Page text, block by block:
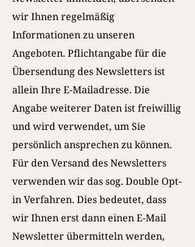
wir Ihnen regelmäßig
Informationen zu unseren
Angeboten. Pflichtangabe für die
Übersendung des Newsletters ist
allein Ihre E-Mailadresse. Die
Angabe weiterer Daten ist freiwillig
und wird verwendet, um Sie
persönlich ansprechen zu können.
Für den Versand des Newsletters
verwenden wir das sog. Double Opt-
in Verfahren. Dies bedeutet, dass
wir Ihnen erst dann einen E-Mail
Newsletter übermitteln werden,